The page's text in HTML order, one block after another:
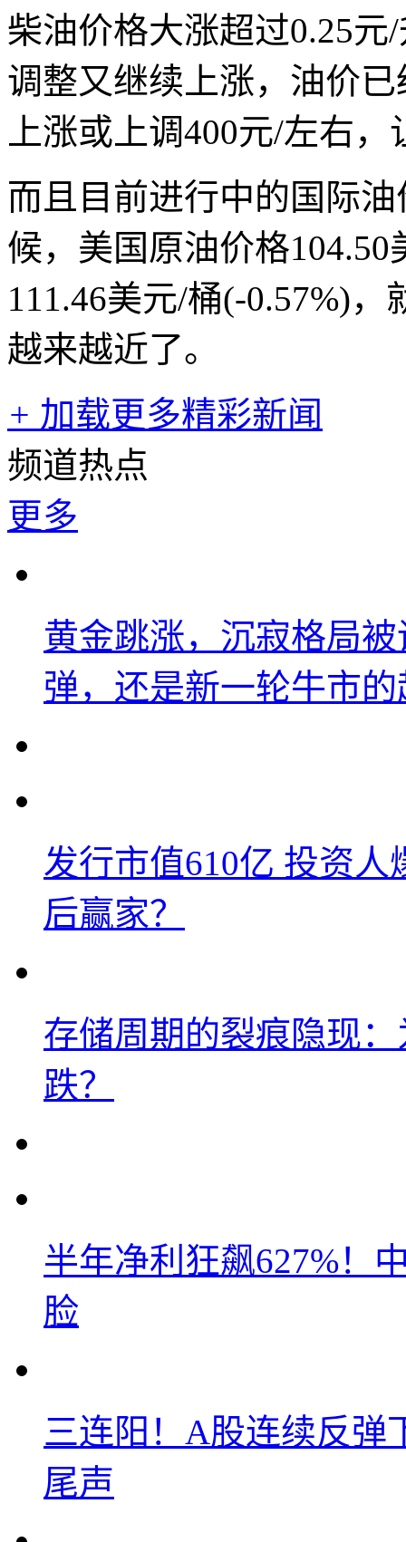
柴油价格大涨超过0.25
调整又继续上涨，油价
上涨或上调400元/左右
而且目前进行中的国际
候，美国原油价格
111.46美元/桶(-0.57%)
越来越近了。
+ 加载更多精彩新闻
频道热点
更多
黄金跳涨，沉寂格局
弹，还是新一轮牛市
发行市值610亿 投资
后赢家？
存储周期的裂痕隐现
跌？
半年净利狂飙627%！
脸
三连阳！A股连续反弹
尾声